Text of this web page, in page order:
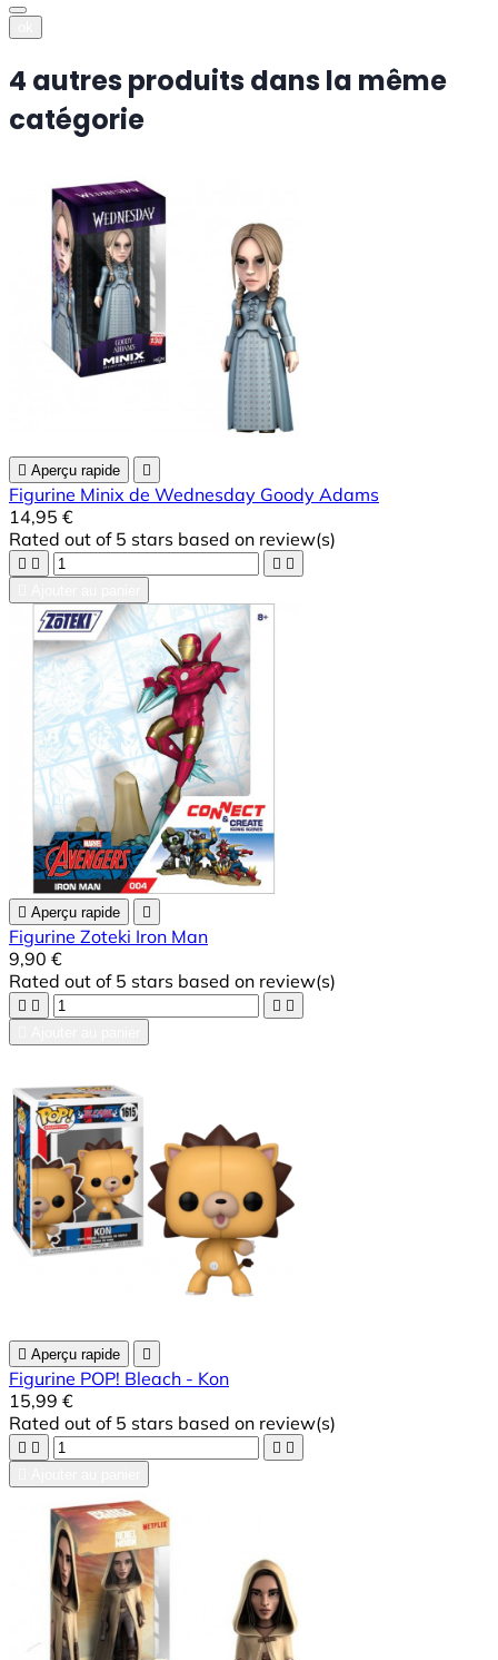
4 autres produits dans la même
catégorie
 Aperçu rapide 
Figurine Minix de Wednesday Goody Adams
14,95 €
Rated out of 5 stars based on review(s)
   
 Aperçu rapide 
Figurine Zoteki Iron Man
9,90 €
Rated out of 5 stars based on review(s)
   
 Aperçu rapide 
Figurine POP! Bleach - Kon
15,99 €
Rated out of 5 stars based on review(s)
   